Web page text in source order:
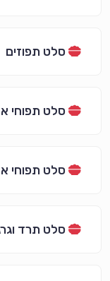
סלט תפוזים
סלט תפוחי
סלט תפוחי
סלט תרד